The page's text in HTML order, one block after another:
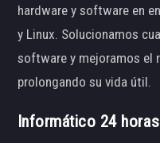
hardware y software en
y Linux. Solucionamos
software y mejoramos el
prolongando su vida útil.
Informático 24 horas